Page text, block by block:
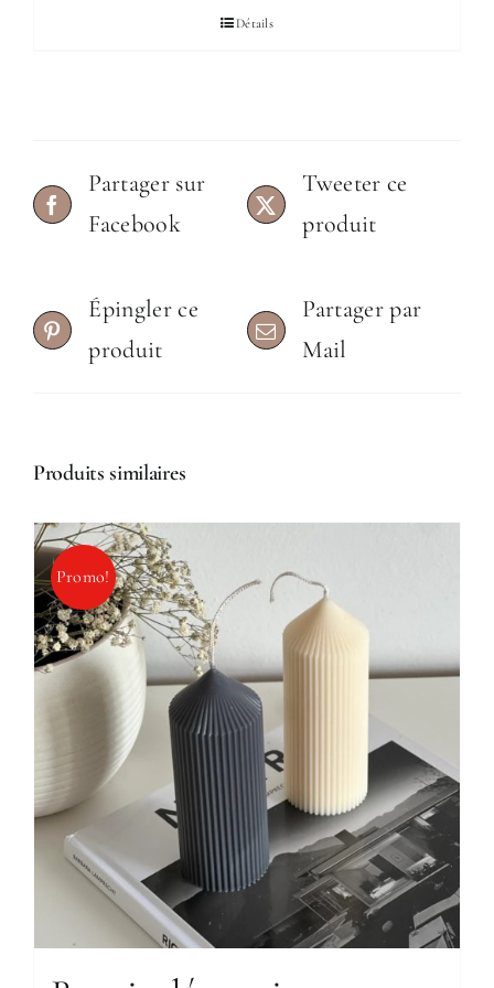
Détails
Partager sur
Facebook
Tweeter ce
produit
Épingler ce
produit
Partager par
Mail
Produits similaires
Promo!